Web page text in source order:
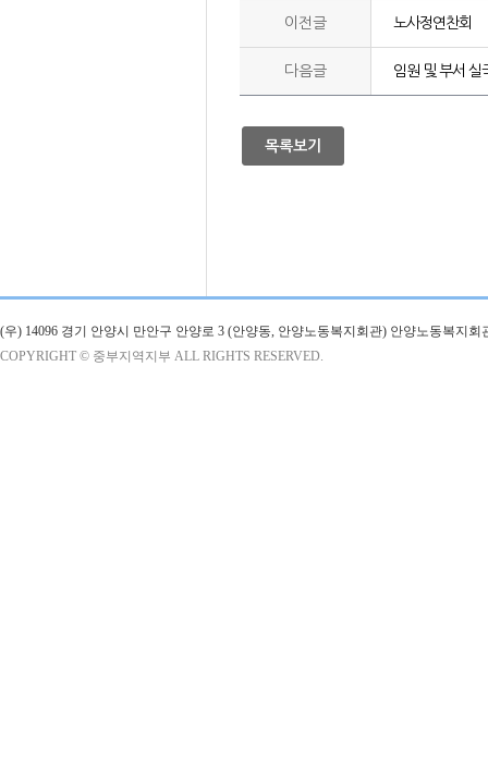
이전글 노사정연찬회
다음글 임원 및 부서 실
목록보기
(우) 14096 경기 안양시 만안구 안양로 3 (안양동, 안양노동복지회관) 안양노동복지회
COPYRIGHT © 중부지역지부 ALL RIGHTS RESERVED.